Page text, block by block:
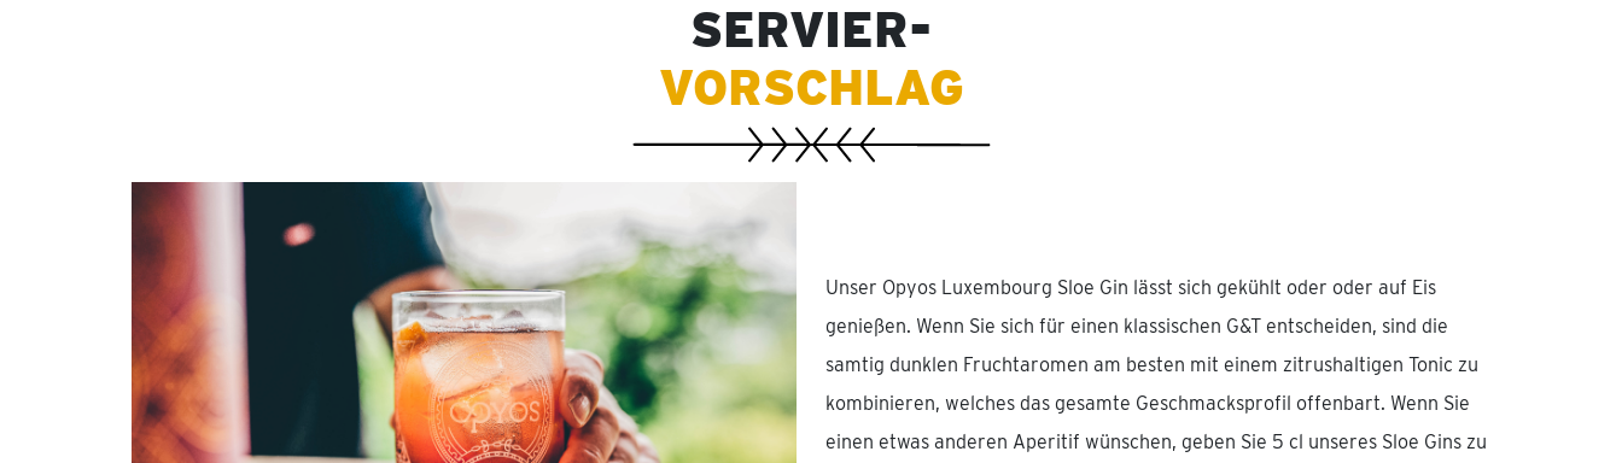
SERVIER-
VORSCHLAG
Unser Opyos Luxembourg Sloe Gin lässt sich gekühlt oder oder auf Eis
genießen. Wenn Sie sich für einen klassischen G&T entscheiden, sind die
samtig dunklen Fruchtaromen am besten mit einem zitrushaltigen Tonic zu
kombinieren, welches das gesamte Geschmacksprofil offenbart. Wenn Sie
einen etwas anderen Aperitif wünschen, geben Sie 5 cl unseres Sloe Gins zu